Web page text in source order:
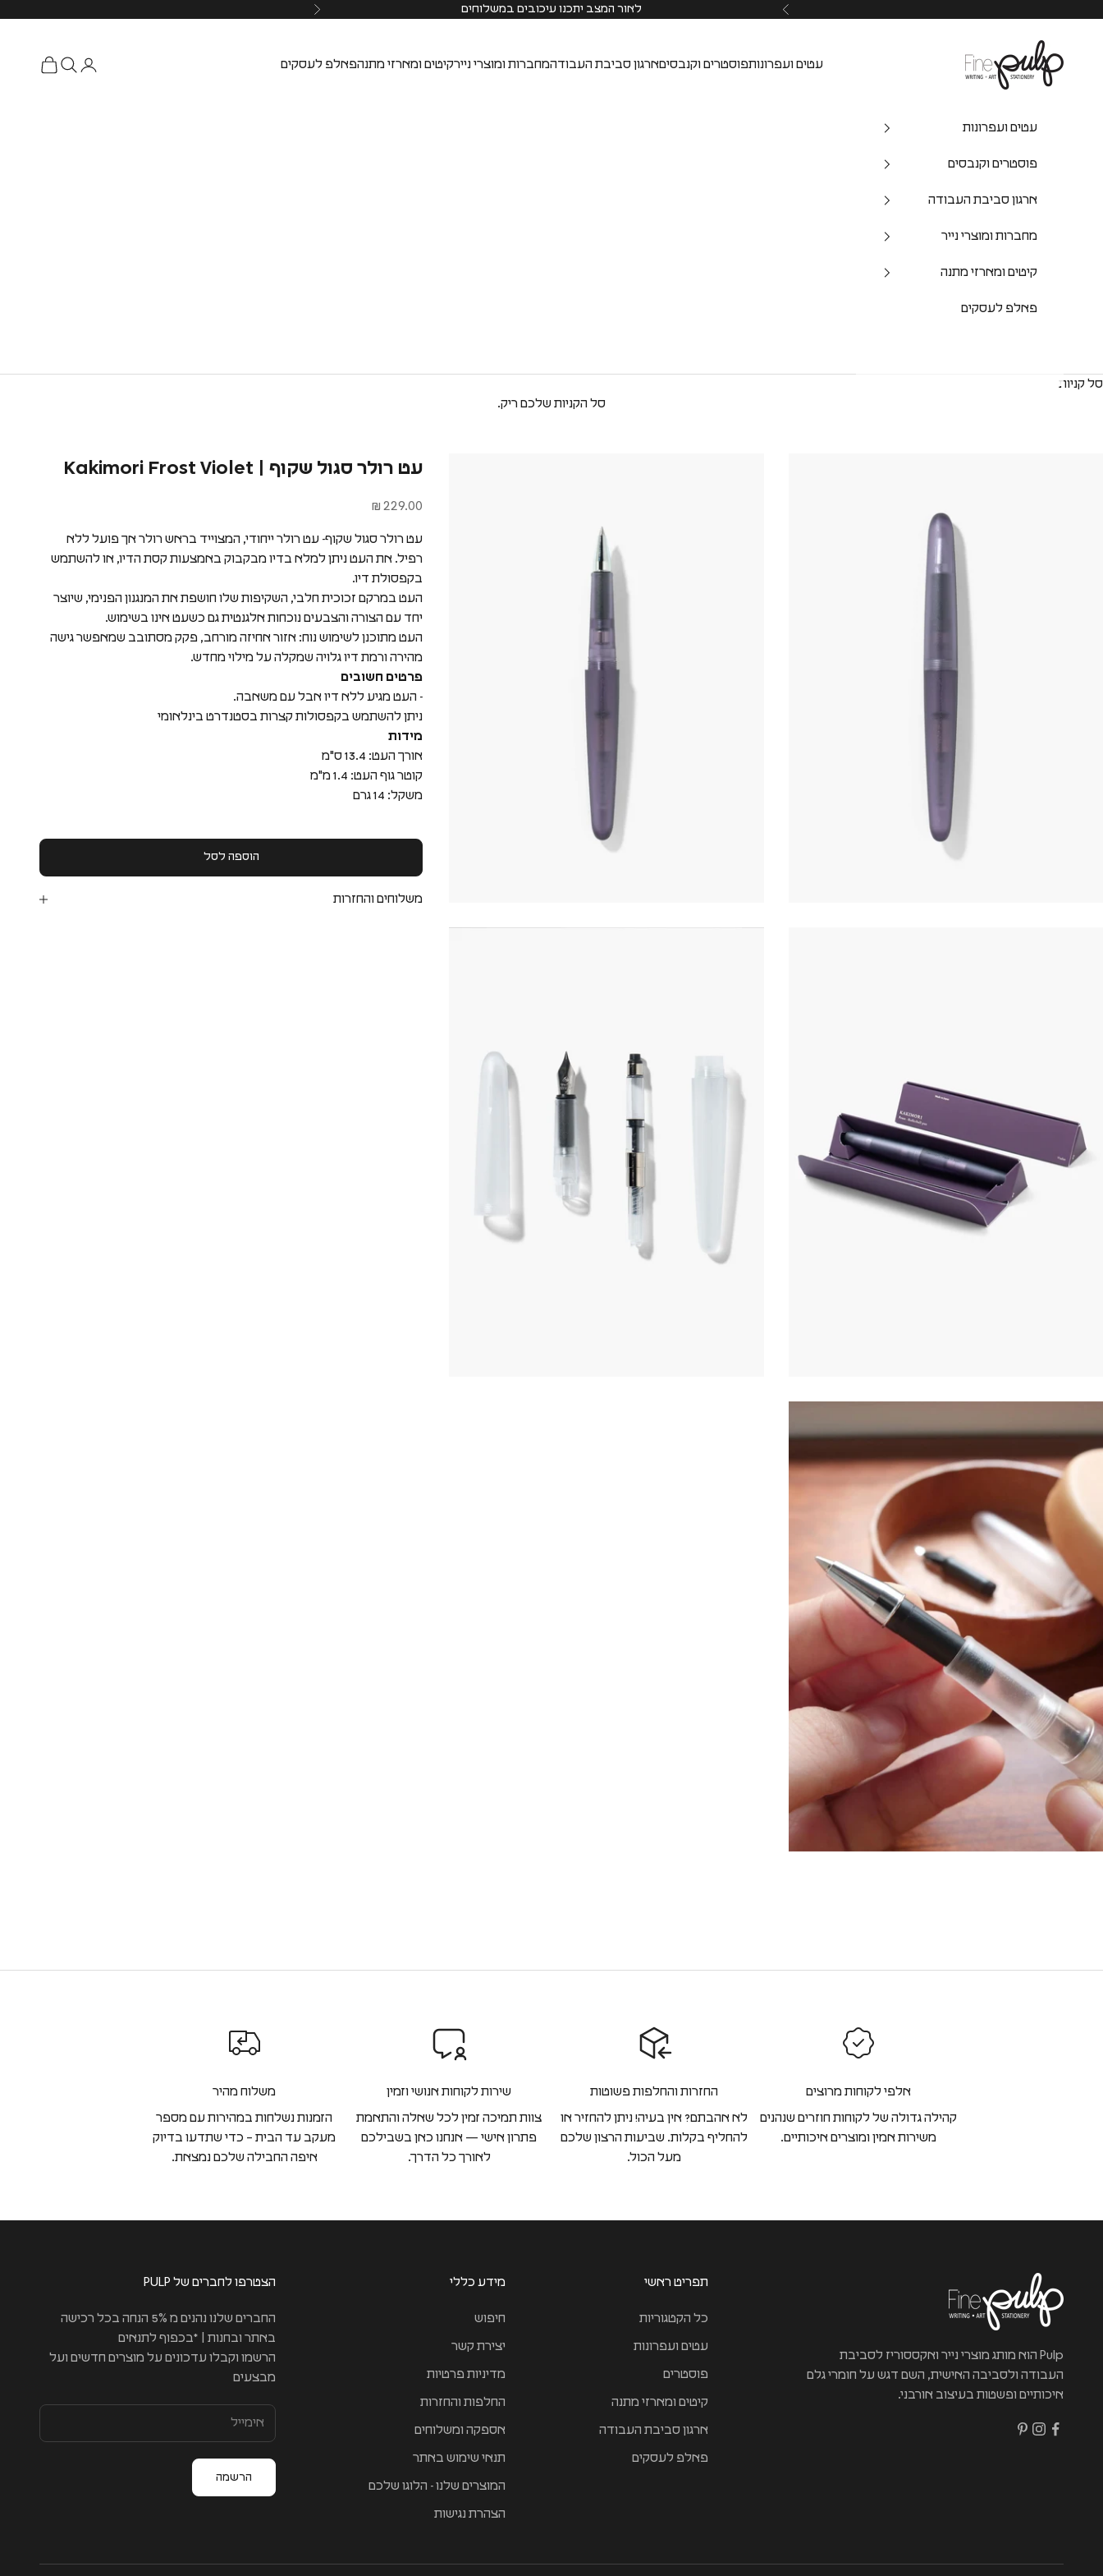
לאור המצב יתכנו עיכובים במשלוחים
Pulp Shop
עטים ועפרונותפוסטרים וקנבסיםארגון סביבת העבודהמחברות ומוצרי ניירקיטים ומארזי מתנהפאלפ לעסקים
עטים ועפרונות
פוסטרים וקנבסים
ארגון סביבת העבודה
מחברות ומוצרי נייר
קיטים ומארזי מתנה
פאלפ לעסקים
סל קניות
סל הקניות שלכם ריק.
עט רולר סגול שקוף | Kakimori Frost Violet
מחיר מבצע
229.00 ₪
עט רולר סגול שקוף- עט רולר ייחודי, המצוייד בראש רולר אך פועל ללא
רפיל. את העט ניתן למלא בדיו מבקבוק באמצעות קסת הדיו, או להשתמש
בקפסולת דיו.
העט במרקם זכוכית חלבי, השקיפות שלו חושפת את המנגנון הפנימי, שיוצר
יחד עם הצורה והצבעים נוכחות אלגנטית גם כשעט אינו בשימוש.
העט מתוכנן לשימוש נוח: אזור אחיזה מורחב, פקק מסתובב שמאפשר גישה
מהירה ורמת דיו גלויה שמקלה על מילוי מחדש.
פרטים חשובים
- העט מגיע ללא דיו אבל עם משאבה.
ניתן להשתמש בקפסולות קצרות בסטנדרט בינלאומי
מידות
אורך העט: 13.4 ס"מ
קוטר גוף העט: 1.4 מ"מ
משקל: 14 גרם
הוספה לסל
משלוחים והחזרות
אלפי לקוחות מרוצים
קהילה גדולה של לקוחות חוזרים שנהנים
משירות אמין ומוצרים איכותיים.
החזרות והחלפות פשוטות
לא אהבתם? אין בעיה! ניתן להחזיר או
להחליף בקלות. שביעות הרצון שלכם
מעל הכול.
שירות לקוחות אנושי וזמין
צוות תמיכה זמין לכל שאלה והתאמת
פתרון אישי — אנחנו כאן בשבילכם
לאורך כל הדרך.
משלוח מהיר
הזמנות נשלחות במהירות עם מספר
מעקב עד הבית – כדי שתדעו בדיוק
איפה החבילה שלכם נמצאת.
Pulp הוא מותג מוצרי נייר ואקססוריז לסביבת
העבודה ולסביבה האישית, השם דגש על חומרי גלם
איכותיים ופשטות בעיצוב אורבני.
תפריט ראשי
כל הקטגוריות
עטים ועפרונות
פוסטרים
קיטים ומארזי מתנה
ארגון סביבת העבודה
פאלפ לעסקים
מידע כללי
חיפוש
יצירת קשר
מדיניות פרטיות
החלפות והחזרות
אספקה ומשלוחים
תנאי שימוש באתר
המוצרים שלנו - הלוגו שלכם
הצהרת נגישות
הצטרפו לחברים של PULP
החברים שלנו נהנים מ 5% הנחה בכל רכישה
באתר ובחנות | *בכפוף לתנאים
הרשמו וקבלו עדכונים על מוצרים חדשים ועל
מבצעים
הרשמה